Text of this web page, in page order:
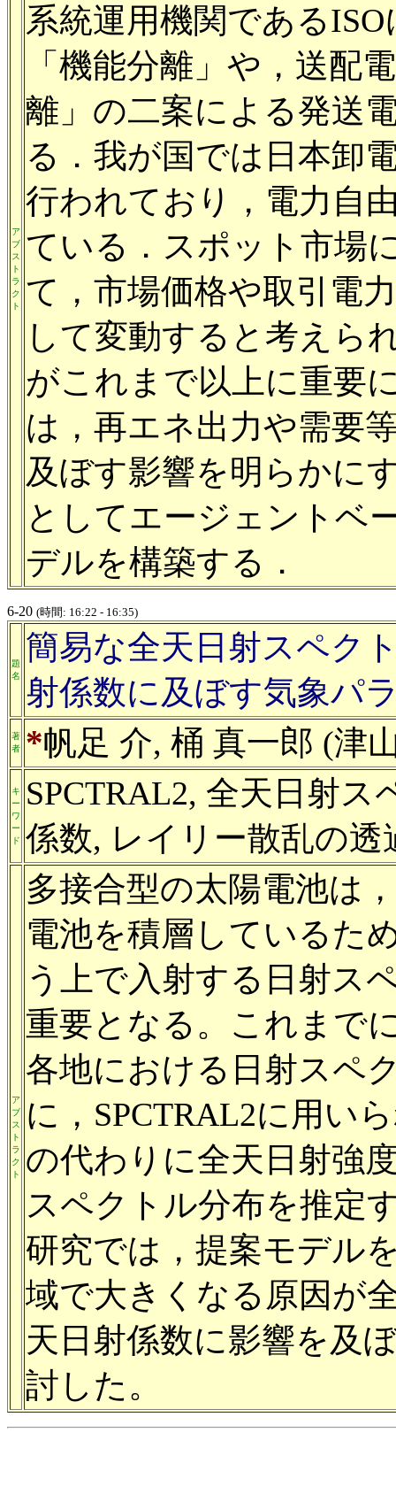
ア
ブ
ス
ト
ラ
ク
ト
系統運用機関である
「機能分離」や，送配
離」の二案による発送
る．我が国では日本卸
行われており，電力自
ている．スポット市場
て，市場価格や取引電
して変動すると考えら
がこれまで以上に重要
は，再エネ出力や需要
及ぼす影響を明らかに
としてエージェントベ
デルを構築する．
6-20 (時間: 16:22 - 16:35)
題
名
簡易な全天日射スペク
射係数に及ぼす気象パ
著
者
*帆足 介, 桶 真一郎 (津
キ
ー
ワ
ー
ド
SPCTRAL2, 全天日射
係数, レイリー散乱の透
ア
ブ
ス
ト
ラ
ク
ト
多接合型の太陽電池は
電池を積層しているた
う上で入射する日射ス
重要となる。これまで
各地における日射スペ
に，SPCTRAL2に用い
の代わりに全天日射強
スペクトル分布を推定
研究では，提案モデル
域で大きくなる原因が
天日射係数に影響を及
討した。